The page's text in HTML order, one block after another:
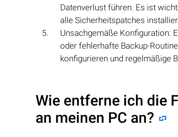
Datenverlust führen. Es ist
alle Sicherheitspatches
Unsachgemäße Konfiguration:
oder fehlerhafte Backup-
konfigurieren und regelmäßige
Wie entferne ich die
an meinen PC an?